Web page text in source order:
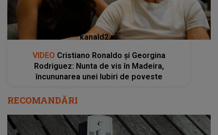
kanald2.ro
VIDEO Cristiano Ronaldo și Georgina
Rodriguez: Nunta de vis în Madeira,
încununarea unei Iubiri de poveste
RECOMANDĂRI